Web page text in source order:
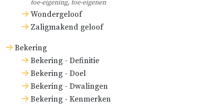
toe-eigening, toe-eigenen
Wondergeloof
Zaligmakend geloof
Bekering
Bekering - Definitie
Bekering - Doel
Bekering - Dwalingen
Bekering - Kenmerken